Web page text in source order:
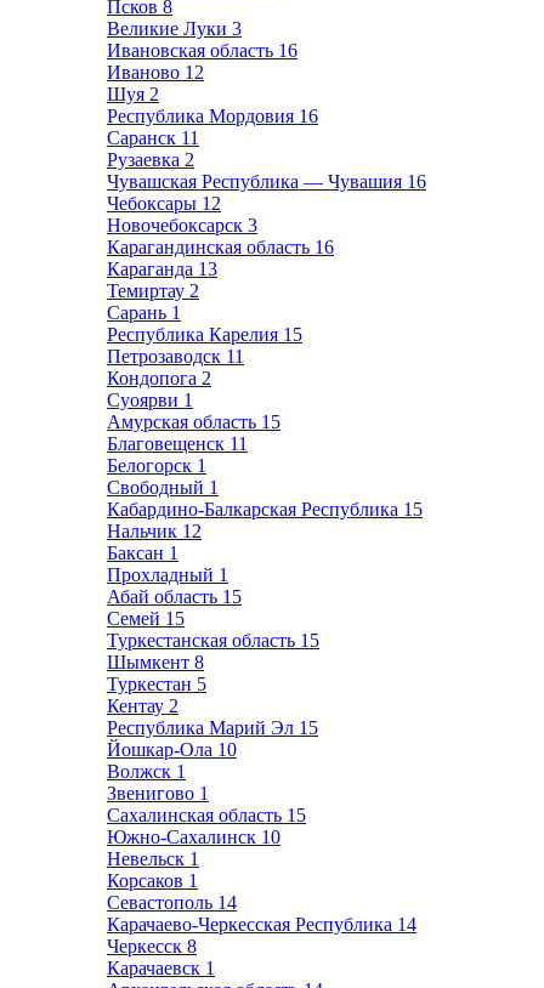
Псков 8
Великие Луки 3
Ивановская область 16
Иваново 12
Шуя 2
Республика Мордовия 16
Саранск 11
Рузаевка 2
Чувашская Республика — Чувашия 16
Чебоксары 12
Новочебоксарск 3
Карагандинская область 16
Караганда 13
Темиртау 2
Сарань 1
Республика Карелия 15
Петрозаводск 11
Кондопога 2
Суоярви 1
Амурская область 15
Благовещенск 11
Белогорск 1
Свободный 1
Кабардино-Балкарская Республика 15
Нальчик 12
Баксан 1
Прохладный 1
Абай область 15
Семей 15
Туркестанская область 15
Шымкент 8
Туркестан 5
Кентау 2
Республика Марий Эл 15
Йошкар-Ола 10
Волжск 1
Звенигово 1
Сахалинская область 15
Южно-Сахалинск 10
Невельск 1
Корсаков 1
Севастополь 14
Карачаево-Черкесская Республика 14
Черкесск 8
Карачаевск 1